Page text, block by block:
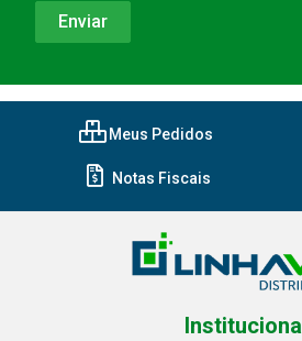
Meus Pedidos
Notas Fiscais
Institucional